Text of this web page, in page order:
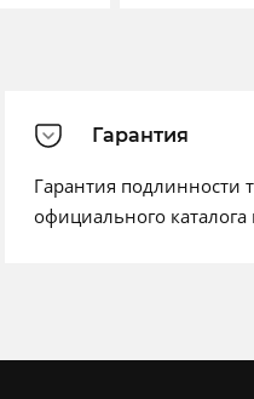
Гарантия
Гарантия подлинности
официального каталога